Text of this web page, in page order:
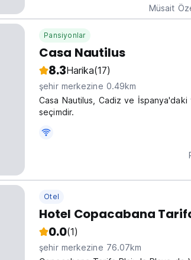
Müsait
Pansiyonlar
Casa Nautilus
8.3Harika(17)
şehir merkezine 0.49km
Casa Nautilus, Cadiz ve
seçimdir.
Otel
Hotel Copacabana
0.0(1)
şehir merkezine 76.07km